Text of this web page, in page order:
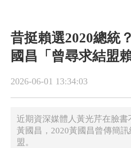
昔挺賴選2020總統
國昌「曾尋求結盟
2026-06-01 13:34:03
近期資深媒體人黃光芹在臉
黃國昌，2020黃國昌曾傳簡
盟。